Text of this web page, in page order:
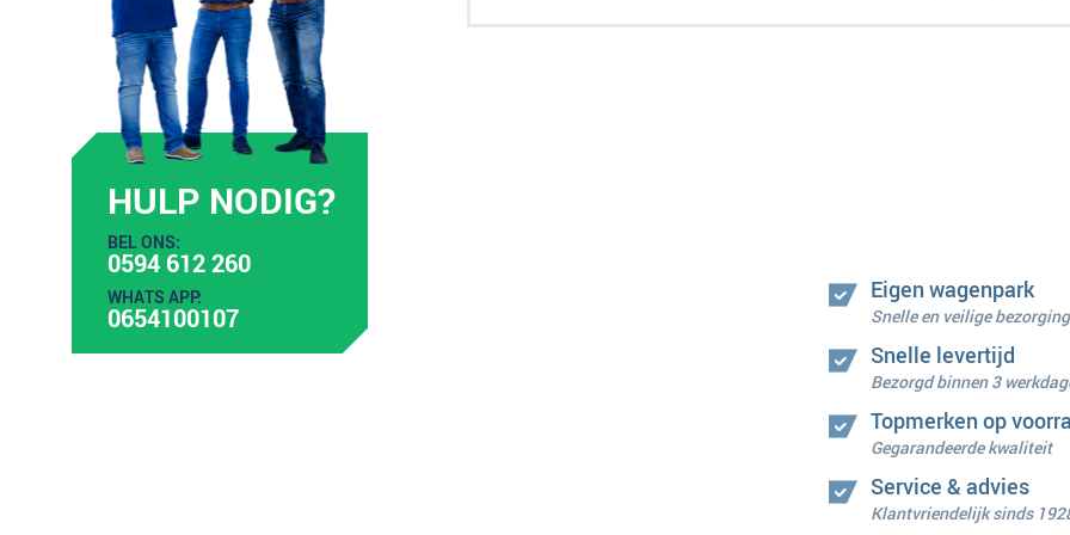
HULP NODIG?
BEL ONS:
0594 612 260
WHATS APP:
0654100107
Eigen wagenpark
Snelle en veilige bezorging
Snelle levertijd
Bezorgd binnen 3
Topmerken op
Gegarandeerde kwaliteit
Service & advies
Klantvriendelijk sinds